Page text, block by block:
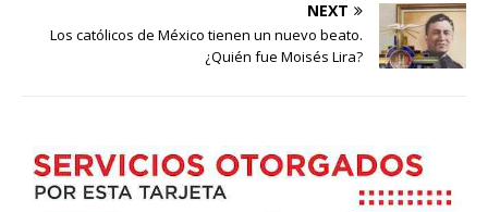
NEXT
Los católicos de México tienen un nuevo beato.
¿Quién fue Moisés Lira?